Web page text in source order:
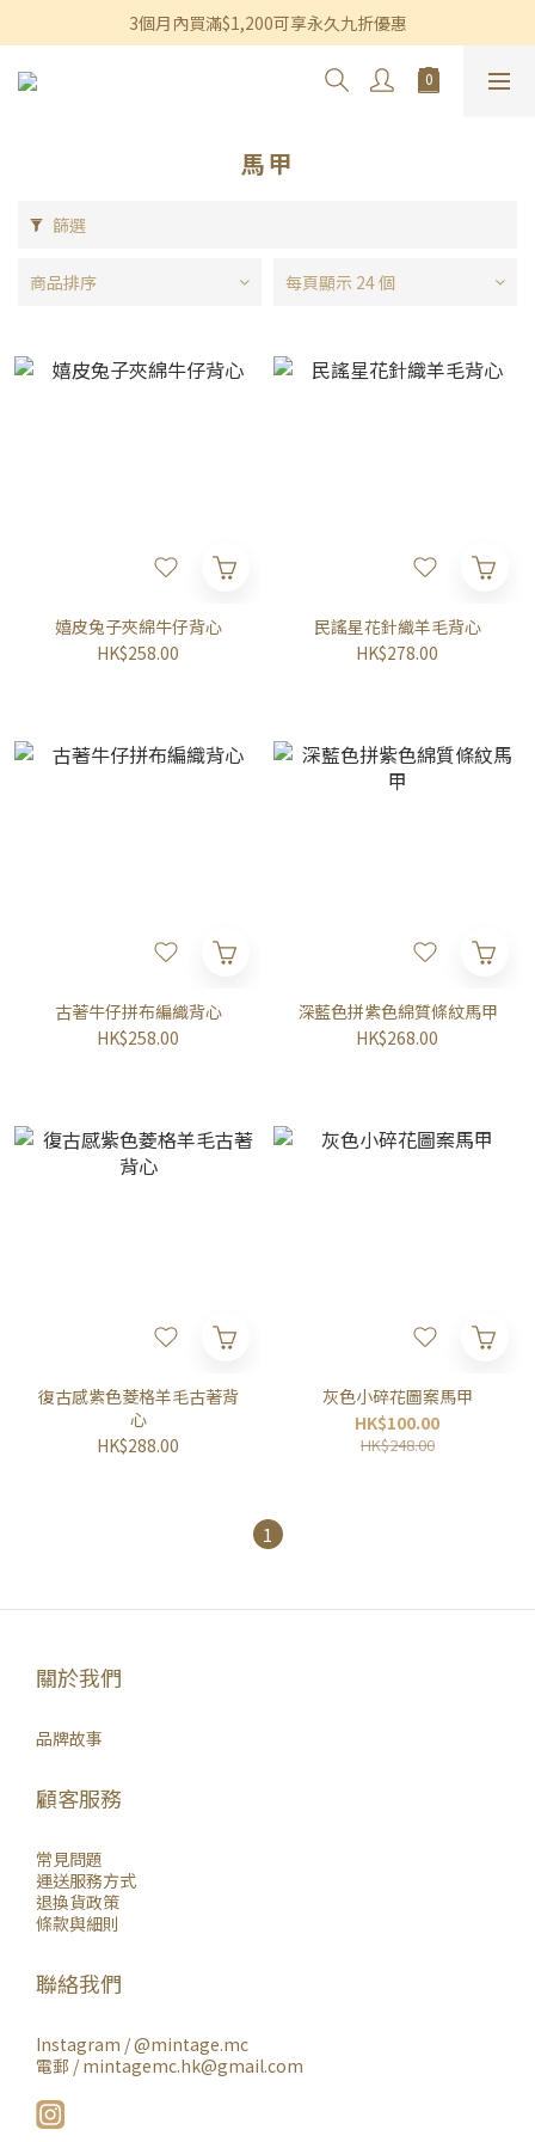
香港及澳門訂單滿$600即享免運費優惠
3個月內買滿$1,200可享永久九折優惠
香港及澳門訂單滿$600即享免運費優惠
馬甲
篩選
商品排序 每頁顯示 24 個
嬉皮兔子夾綿牛仔背心
HK$258.00
民謠星花針織羊毛背心
HK$278.00
古著牛仔拼布編織背心
HK$258.00
深藍色拼紫色綿質條紋馬甲
HK$268.00
復古感紫色菱格羊毛古著背
心
HK$288.00
灰色小碎花圖案馬甲
HK$100.00
HK$248.00
1
關於我們
品牌故事
顧客服務
常見問題
運送服務方式
退換貨政策
條款與細則
聯絡我們
Instagram /@mintage.mc
電郵 / mintagemc.hk@gmail.com